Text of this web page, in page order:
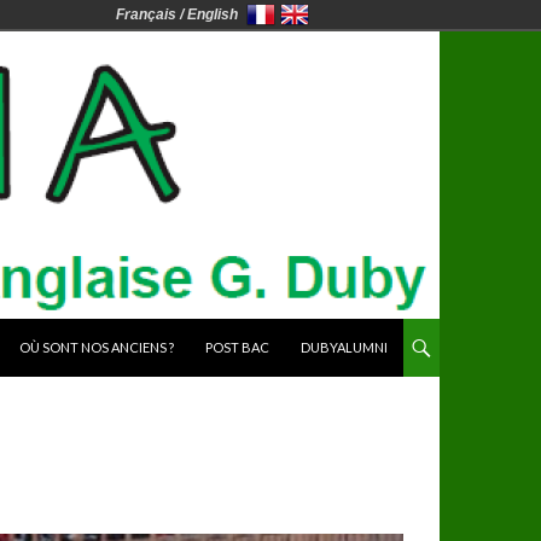
OÙ SONT NOS ANCIENS ? POST BAC DUBYALUMNI
Français / English